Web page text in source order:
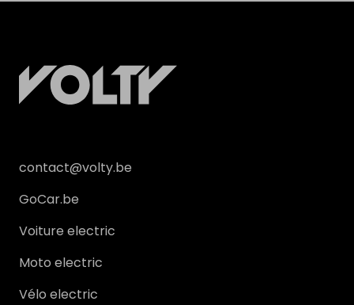
contact@volty.be
GoCar.be
Voiture electric
Moto electric
Vélo electric